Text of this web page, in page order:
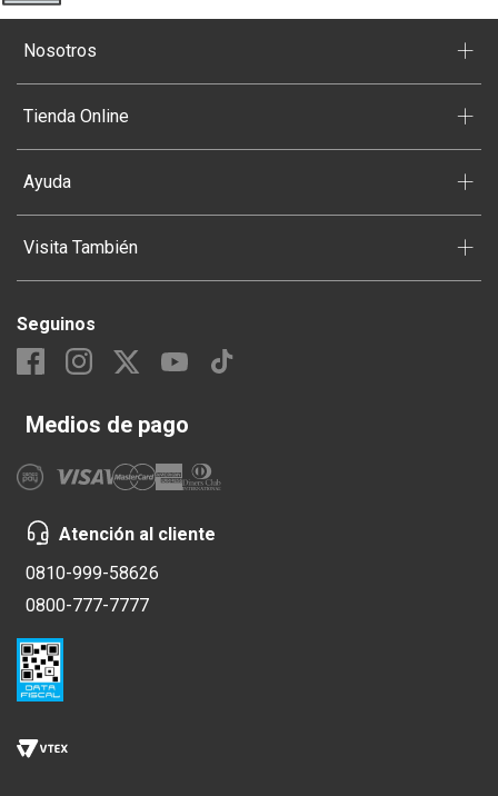
Nosotros +
Tienda Online +
Ayuda +
Visita También +
Seguinos
Medios de pago
Atención al cliente
0810-999-58626
0800-777-7777